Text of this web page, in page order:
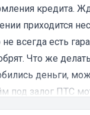
кредита.
приходится
всегда есть
Что же
деньги,
под залог ПТС
нужно только в